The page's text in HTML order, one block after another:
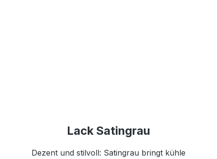
Lack Satingrau
Dezent und stilvoll: Satingrau bringt kühle